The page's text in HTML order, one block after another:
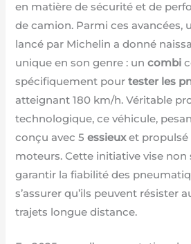
en matière de sécurité et de
de camion. Parmi ces avancées,
lancé par Michelin a donné
unique en son genre : uncombi
spécifiquement pourtester les
atteignant 180 km/h. Véritable
technologique, ce véhicule,
conçu avec 5essieuxet propulsé
moteurs. Cette initiative vise non
garantir la fiabilité des
s’assurer qu’ils peuvent résister
trajets longue distance.